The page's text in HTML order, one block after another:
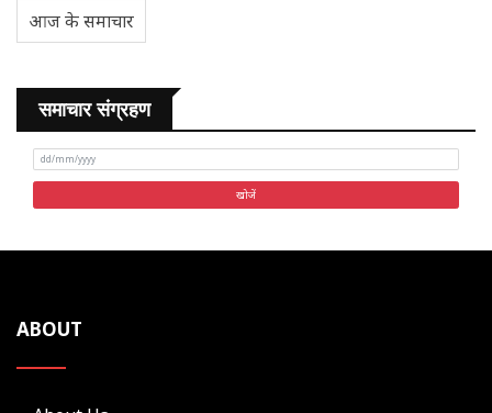
आज के समाचार
समाचार संग्रहण
ABOUT